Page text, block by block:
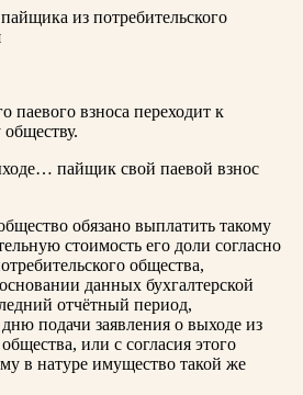
из потребительского
паевого взноса переходит к
пайщик свой паевой взнос
обязано выплатить такому
стоимость его доли согласно
общества,
данных бухгалтерской
отчётный период,
подачи заявления о выходе из
или с согласия этого
в натуре имущество такой же